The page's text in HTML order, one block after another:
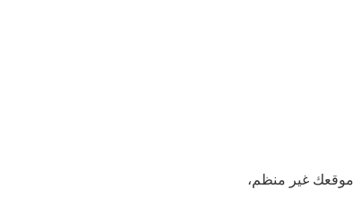
موقعك غير منظم،